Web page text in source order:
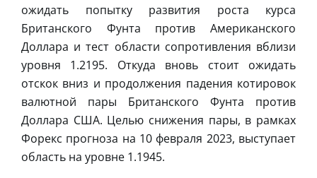
ожидать попытку развития роста курса
Британского Фунта против Американского
Доллара и тест области сопротивления вблизи
уровня 1.2195. Откуда вновь стоит ожидать
отскок вниз и продолжения падения котировок
валютной пары Британского Фунта против
Доллара США. Целью снижения пары, в рамках
Форекс прогноза на 10 февраля 2023, выступает
область на уровне 1.1945.